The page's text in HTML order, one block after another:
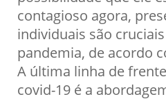
contagioso agora,
individuais são
pandemia, de acordo
A última linha de
covid-19 é a